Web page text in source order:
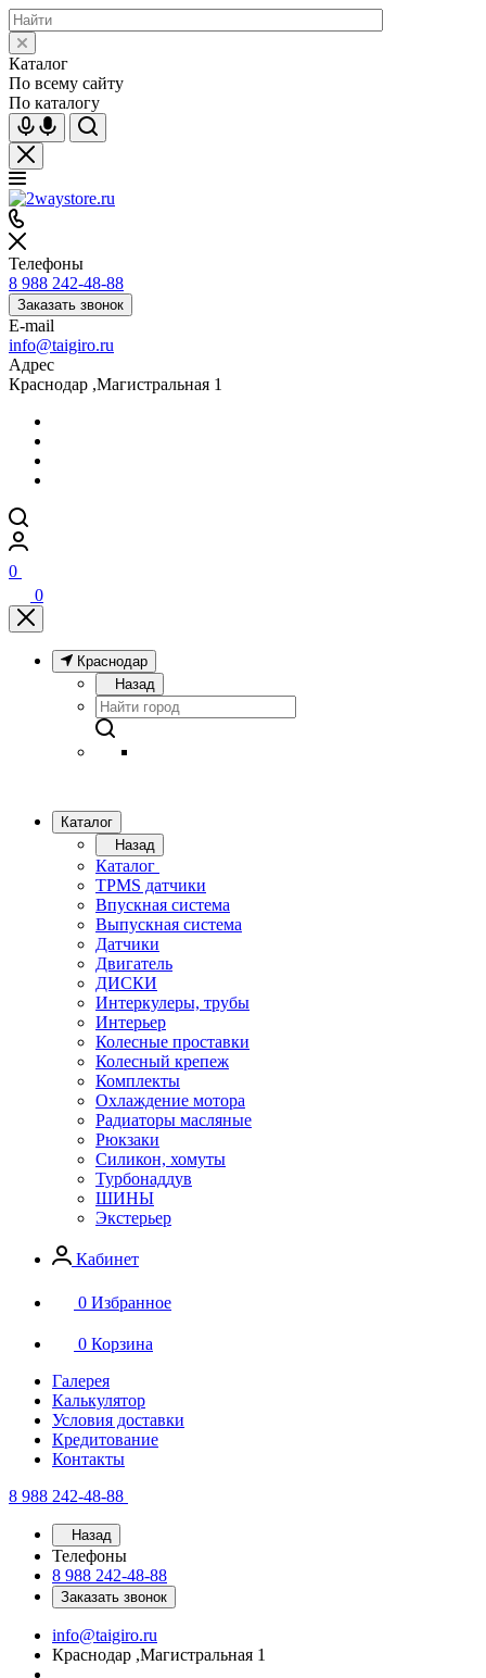
Каталог
По всему сайту
По каталогу
Телефоны
8 988 242-48-88
Заказать звонок
E-mail
info@taigiro.ru
Адрес
Краснодар ,Магистральная 1
0
0
Краснодар
Назад
Каталог
Назад
Каталог
TPMS датчики
Впускная система
Выпускная система
Датчики
Двигатель
ДИСКИ
Интеркулеры, трубы
Интерьер
Колесные проставки
Колесный крепеж
Комплекты
Охлаждение мотора
Радиаторы масляные
Рюкзаки
Силикон, хомуты
Турбонаддув
ШИНЫ
Экстерьер
Кабинет
0 Избранное
0 Корзина
Галерея
Калькулятор
Условия доставки
Кредитование
Контакты
8 988 242-48-88
Назад
Телефоны
8 988 242-48-88
Заказать звонок
info@taigiro.ru
Краснодар ,Магистральная 1